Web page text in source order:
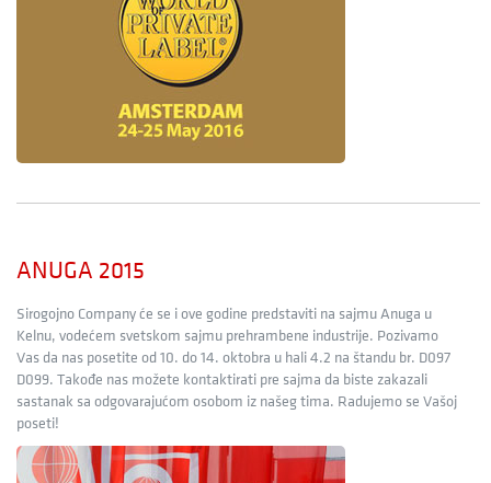
ANUGA 2015
Sirogojno Company će se i ove godine predstaviti na sajmu Anuga u
Kelnu, vodećem svetskom sajmu prehrambene industrije. Pozivamo
Vas da nas posetite od 10. do 14. oktobra u hali 4.2 na štandu br. D097
D099. Takođe nas možete kontaktirati pre sajma da biste zakazali
sastanak sa odgovarajućom osobom iz našeg tima. Radujemo se Vašoj
poseti!